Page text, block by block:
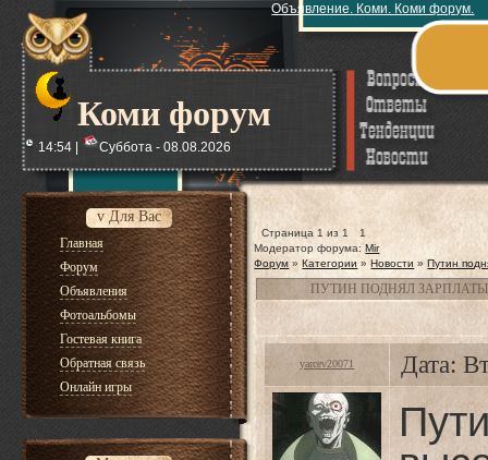
Коми форум
Объявление. Коми. Коми форум.
14:54 | Суббота - 08.08.2026
v Для Вас
Главная
Форум
Объявления
Фотоальбомы
Гостевая книга
Обратная связь
Онлайн игры
Страница 1 из 1
1
Модератор форума:Mir
Форум » Категории » Новости » Путин
ПУТИН ПОДНЯЛ
yarcev20071 Дата: